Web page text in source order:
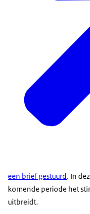
een brief gestuurd. In
komende periode het
uitbreidt.